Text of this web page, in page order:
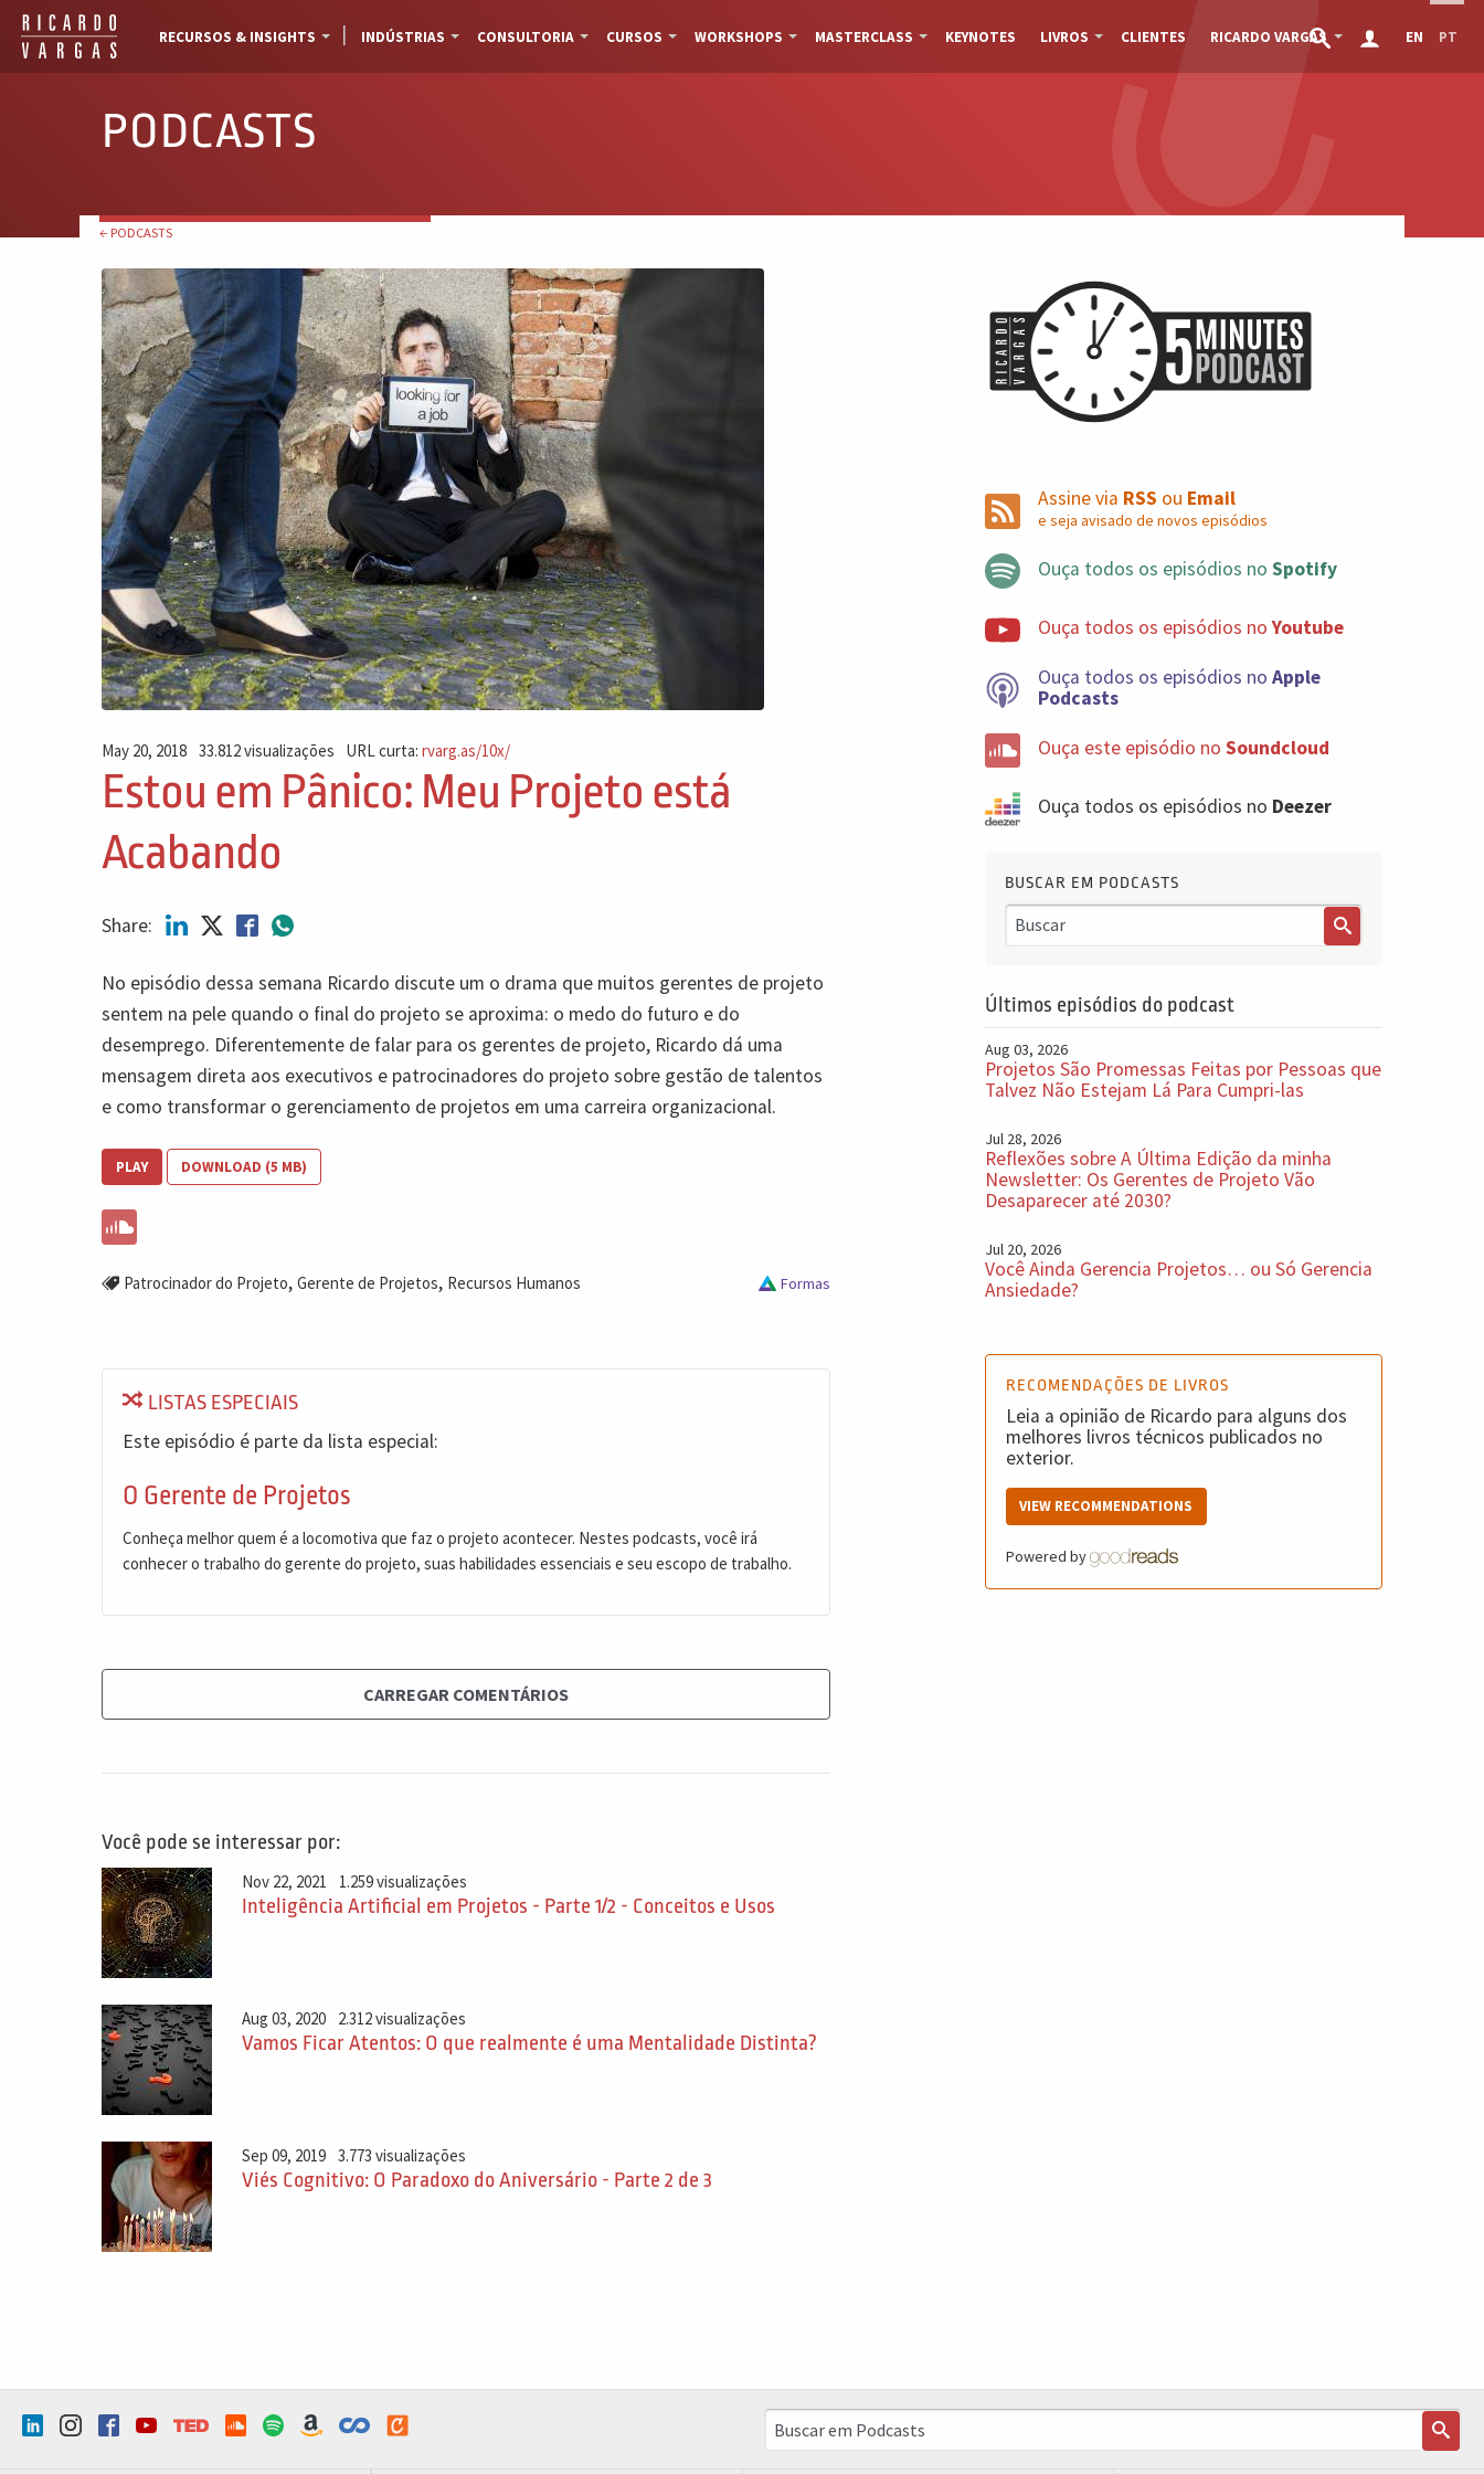
RECURSOS & INSIGHTS INDÚSTRIAS CONSULTORIA CURSOS WORKSHOPS MASTERCLASS KEYNOTES LIVROS CLIENTES RICARDO VARGAS EN PT
PODCASTS
← PODCASTS
May 20, 2018 33.812 visualizações URL curta:rvarg.as/10x/
Estou em Pânico: Meu Projeto está
Acabando
Share:
No episódio dessa semana Ricardo discute um o drama que muitos gerentes de projeto
sentem na pele quando o final do projeto se aproxima: o medo do futuro e do
desemprego. Diferentemente de falar para os gerentes de projeto, Ricardo dá uma
mensagem direta aos executivos e patrocinadores do projeto sobre gestão de talentos
e como transformar o gerenciamento de projetos em uma carreira organizacional.
PLAY DOWNLOAD (5 MB)
Patrocinador do Projeto, Gerente de Projetos, Recursos Humanos Formas
LISTAS ESPECIAIS
Este episódio é parte da lista especial:
O Gerente de Projetos
Conheça melhor quem é a locomotiva que faz o projeto acontecer. Nestes podcasts, você irá
conhecer o trabalho do gerente do projeto, suas habilidades essenciais e seu escopo de trabalho.
CARREGAR COMENTÁRIOS
Você pode se interessar por:
Nov 22, 2021 1.259 visualizações
Inteligência Artificial em Projetos - Parte 1/2 - Conceitos e Usos
Aug 03, 2020 2.312 visualizações
Vamos Ficar Atentos: O que realmente é uma Mentalidade Distinta?
Sep 09, 2019 3.773 visualizações
Viés Cognitivo: O Paradoxo do Aniversário - Parte 2 de 3
Assine via RSS ou Email
e seja avisado de novos episódios
Ouça todos os episódios no Spotify
Ouça todos os episódios noYoutube
Ouça todos os episódios no Apple
Podcasts
Ouça este episódio no Soundcloud
Ouça todos os episódios no Deezer
BUSCAR EM PODCASTS
Últimos episódios do podcast
Aug 03, 2026
Projetos São Promessas Feitas por Pessoas que
Talvez Não Estejam Lá Para Cumpri-las
Jul 28, 2026
Reflexões sobre A Última Edição da minha
Newsletter: Os Gerentes de Projeto Vão
Desaparecer até 2030?
Jul 20, 2026
Você Ainda Gerencia Projetos… ou Só Gerencia
Ansiedade?
RECOMENDAÇÕES DE LIVROS
Leia a opinião de Ricardo para alguns dos
melhores livros técnicos publicados no
exterior.
VIEW RECOMMENDATIONS
Powered by